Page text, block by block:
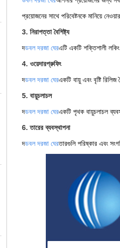
প্রয়োজনের সাথে পরিবেষ্টনকে মানিয়ে
3. নিরাপত্তা বৈশিষ্ট্য
দডবল দরজা ঘেরএটি একটি শক্তিশালী লকিং
4. ওয়েদারপ্রুফিং
দডবল দরজা ঘেরএকটি বায়ু এবং বৃষ্টি
5. বায়ুচলাচল
দডবল দরজা ঘেরএকটি পৃথক বায়ুচলাচল
6. তারের ব্যবস্থাপনা
দডবল দরজা ঘেরতারগুলি পরিষ্কার এবং